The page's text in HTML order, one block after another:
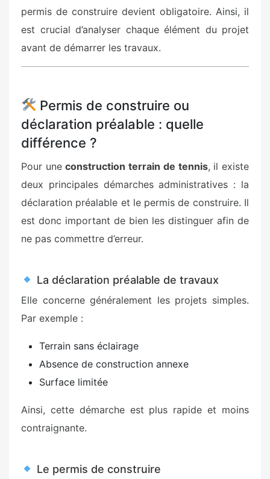
permis de construire devient obligatoire. Ainsi, il
est crucial d’analyser chaque élément du projet
avant de démarrer les travaux.
Permis de construire ou
déclaration préalable : quelle
différence ?
Pour uneconstruction terrain de tennis, il existe
deux principales démarches administratives : la
déclaration préalable et le permis de construire. Il
est donc important de bien les distinguer afin de
ne pas commettre d’erreur.
La déclaration préalable de travaux
Elle concerne généralement les projets simples.
Par exemple :
Terrain sans éclairage
Absence de construction annexe
Surface limitée
Ainsi, cette démarche est plus rapide et moins
contraignante.
Le permis de construire